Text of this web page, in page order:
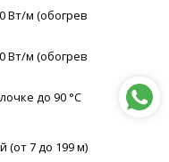
Вт/м (обогрев
Вт/м (обогрев
до 90 °С
(от 7 до 199 м)